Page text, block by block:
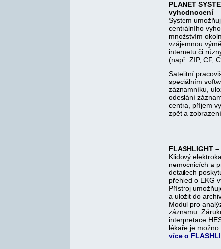
PLANET
vyhodnocení
Systém
centrálního
množstvím
vzájemnou
internetu či
(např. ZIP, CF,
Satelitní
speciálním
záznamníku,
odeslání
centra, příjem
zpět a
FLASHLIGHT
Klidový
nemocnicích a
detailech
přehled o EKG
Přístroj
a uložit do
Modul pro
záznamu.
interpretace
lékaře je možno
více o